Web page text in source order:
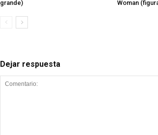
grande)
Woman
Dejar respuesta